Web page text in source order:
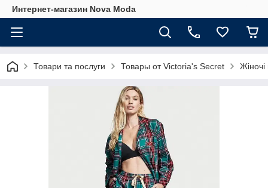
Интернет-магазин Nova Moda
Товари та послуги Товары от Victoria's Secret